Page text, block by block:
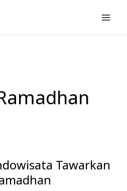
Tawarkan